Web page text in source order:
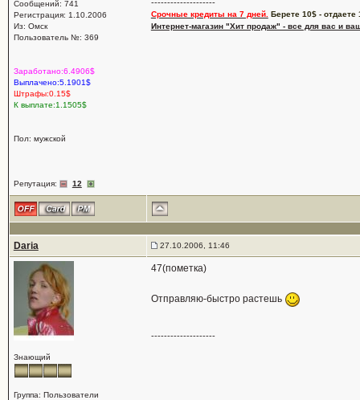
Сообщений: 741
Регистрация: 1.10.2006
Из: Омск
Пользователь №: 369
Заработано:6.4906$
Выплачено:5.1901$
Штрафы:0.15$
К выплате:1.1505$
Пол: мужской
Репутация: 12
--------------------
Срочные кредиты на 7 дней. Берете 10$ - отдаете
Интернет-магазин "Хит продаж" - все для вас и
Daria 27.10.2006, 11:46
Знающий
Группа: Пользователи
47(пометка)
Отправляю-быстро растешь
--------------------